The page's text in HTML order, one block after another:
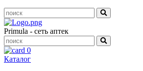
Primula - сеть аптек
0
Каталог